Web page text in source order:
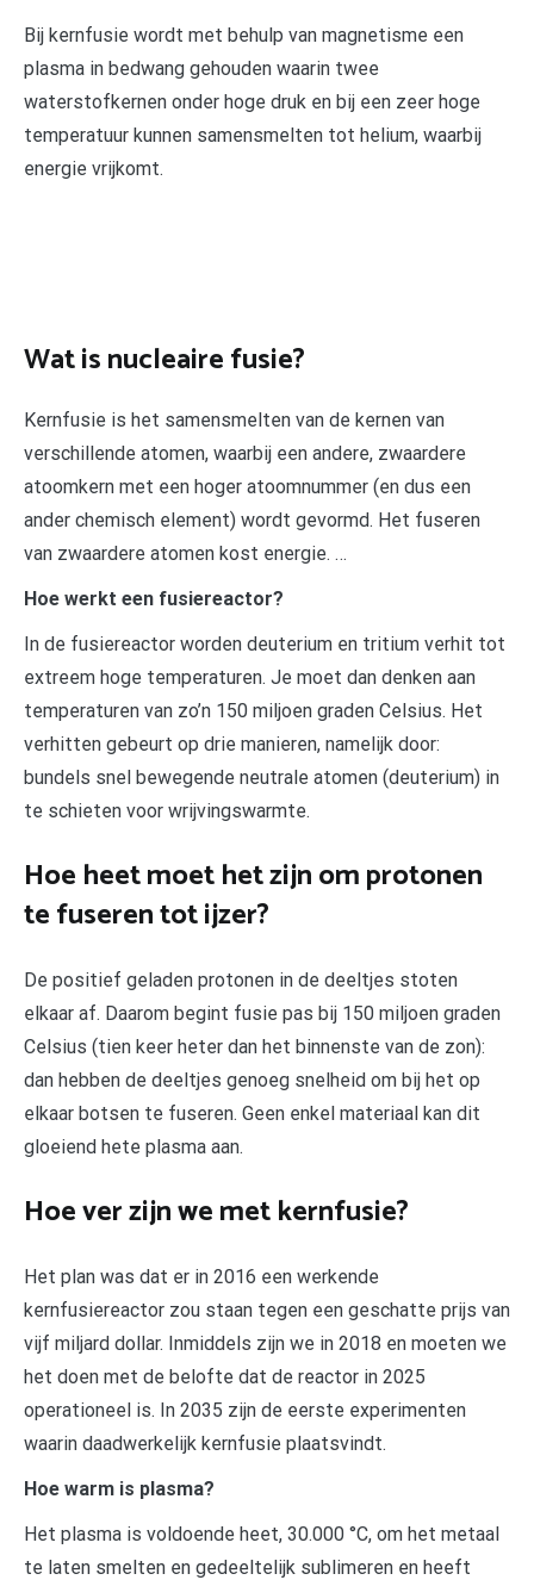
Bij kernfusie wordt met behulp van magnetisme een
plasma in bedwang gehouden waarin twee
waterstofkernen onder hoge druk en bij een zeer hoge
temperatuur kunnen samensmelten tot helium, waarbij
energie vrijkomt.
Wat is nucleaire fusie?
Kernfusie is het samensmelten van de kernen van
verschillende atomen, waarbij een andere, zwaardere
atoomkern met een hoger atoomnummer (en dus een
ander chemisch element) wordt gevormd. Het fuseren
van zwaardere atomen kost energie. …
Hoe werkt een fusiereactor?
In de fusiereactor worden deuterium en tritium verhit tot
extreem hoge temperaturen. Je moet dan denken aan
temperaturen van zo’n 150 miljoen graden Celsius. Het
verhitten gebeurt op drie manieren, namelijk door:
bundels snel bewegende neutrale atomen (deuterium) in
te schieten voor wrijvingswarmte.
Hoe heet moet het zijn om protonen
te fuseren tot ijzer?
De positief geladen protonen in de deeltjes stoten
elkaar af. Daarom begint fusie pas bij 150 miljoen graden
Celsius (tien keer heter dan het binnenste van de zon):
dan hebben de deeltjes genoeg snelheid om bij het op
elkaar botsen te fuseren. Geen enkel materiaal kan dit
gloeiend hete plasma aan.
Hoe ver zijn we met kernfusie?
Het plan was dat er in 2016 een werkende
kernfusiereactor zou staan tegen een geschatte prijs van
vijf miljard dollar. Inmiddels zijn we in 2018 en moeten we
het doen met de belofte dat de reactor in 2025
operationeel is. In 2035 zijn de eerste experimenten
waarin daadwerkelijk kernfusie plaatsvindt.
Hoe warm is plasma?
Het plasma is voldoende heet, 30.000 °C, om het metaal
te laten smelten en gedeeltelijk sublimeren en heeft